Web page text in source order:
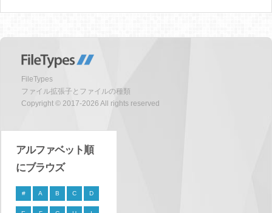
FileTypes
ファイル拡張子とファイルの種類
Copyright © 2017-2026 All rights reserved
アルファベット順
にブラウズ
# A B C D